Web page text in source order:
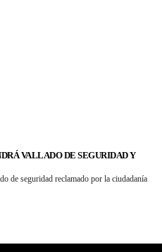
VALLADO DE SEGURIDAD Y
de seguridad reclamado por la ciudadanía